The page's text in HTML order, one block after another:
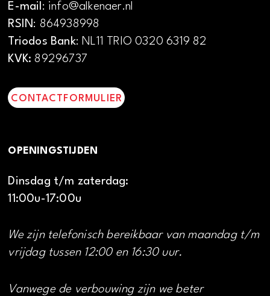
E-mail: info@alkenaer.nl
RSIN: 864938998
Triodos Bank: NL11 TRIO 0320 6319 82
KVK: 89296737
CONTACTFORMULIER
OPENINGSTIJDEN
Dinsdag t/m zaterdag:
11:00u-17:00u
We zijn telefonisch bereikbaar van maandag t/m
vrijdag tussen 12:00 en 16:30 uur.
Vanwege de verbouwing zijn we beter